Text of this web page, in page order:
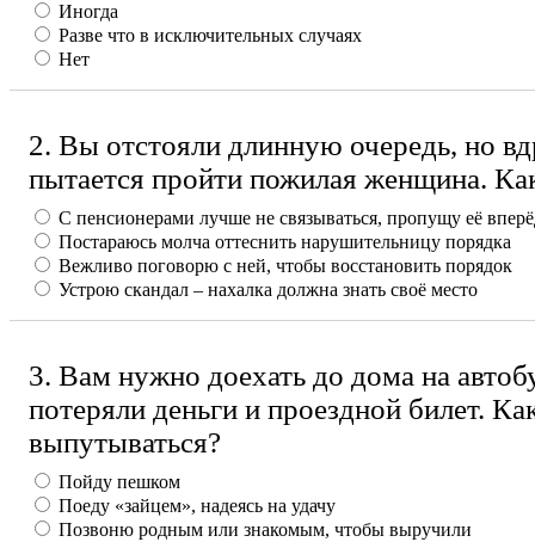
Иногда
Разве что в исключительных случаях
Нет
2. Вы отстояли длинную очередь, но
пытается пройти пожилая женщина.
С пенсионерами лучше не связываться, пропущу её
Постараюсь молча оттеснить нарушительницу порядка
Вежливо поговорю с ней, чтобы восстановить порядок
Устрою скандал – нахалка должна знать своё место
3. Вам нужно доехать до дома на
потеряли деньги и проездной билет.
выпутываться?
Пойду пешком
Поеду «зайцем», надеясь на удачу
Позвоню родным или знакомым, чтобы выручили